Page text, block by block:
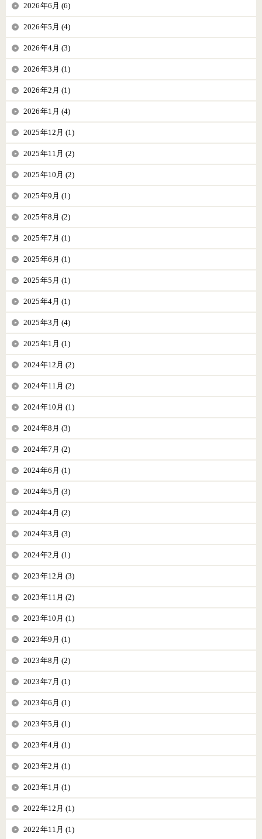
2026年6月 (6)
2026年5月 (4)
2026年4月 (3)
2026年3月 (1)
2026年2月 (1)
2026年1月 (4)
2025年12月 (1)
2025年11月 (2)
2025年10月 (2)
2025年9月 (1)
2025年8月 (2)
2025年7月 (1)
2025年6月 (1)
2025年5月 (1)
2025年4月 (1)
2025年3月 (4)
2025年1月 (1)
2024年12月 (2)
2024年11月 (2)
2024年10月 (1)
2024年8月 (3)
2024年7月 (2)
2024年6月 (1)
2024年5月 (3)
2024年4月 (2)
2024年3月 (3)
2024年2月 (1)
2023年12月 (3)
2023年11月 (2)
2023年10月 (1)
2023年9月 (1)
2023年8月 (2)
2023年7月 (1)
2023年6月 (1)
2023年5月 (1)
2023年4月 (1)
2023年2月 (1)
2023年1月 (1)
2022年12月 (1)
2022年11月 (1)